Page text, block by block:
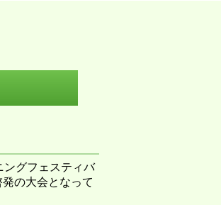
ングフェスティバ
の大会となって